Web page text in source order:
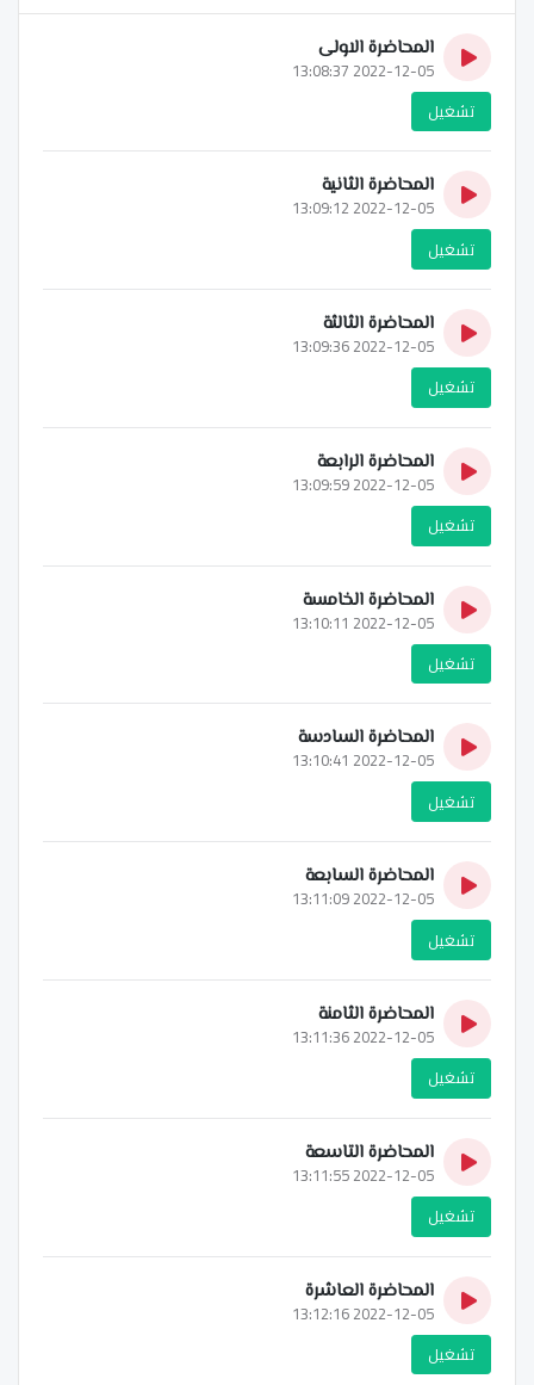
المحاضرة الاولى
2022-12-05 13:08:37
تشغيل
المحاضرة الثانية
2022-12-05 13:09:12
تشغيل
المحاضرة الثالثة
2022-12-05 13:09:36
تشغيل
المحاضرة الرابعة
2022-12-05 13:09:59
تشغيل
المحاضرة الخامسة
2022-12-05 13:10:11
تشغيل
المحاضرة السادسة
2022-12-05 13:10:41
تشغيل
المحاضرة السابعة
2022-12-05 13:11:09
تشغيل
المحاضرة الثامنة
2022-12-05 13:11:36
تشغيل
المحاضرة التاسعة
2022-12-05 13:11:55
تشغيل
المحاضرة العاشرة
2022-12-05 13:12:16
تشغيل